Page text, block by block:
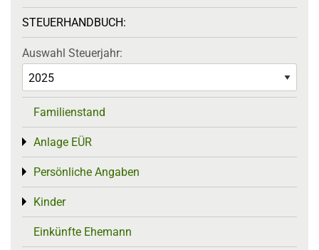
STEUERHANDBUCH:
Auswahl Steuerjahr:
Familienstand
Anlage EÜR
Toggle menu
Persönliche Angaben
Toggle menu
Kinder
Toggle menu
Einkünfte Ehemann